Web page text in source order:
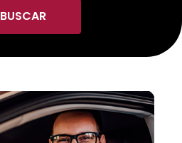
BUSCAR